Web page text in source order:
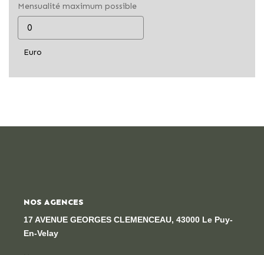
Mensualité maximum possible
Euro
NOS AGENCES
17 AVENUE GEORGES CLEMENCEAU, 43000 Le Puy-
En-Velay